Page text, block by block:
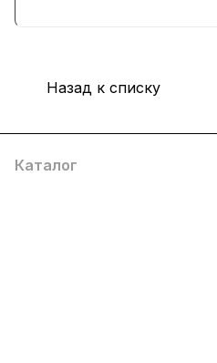
Назад к списку
Каталог